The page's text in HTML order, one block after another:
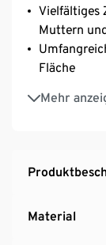
Vielfältiges
Muttern
Fläche
Mehr
Vermittelt
und erstes
Material